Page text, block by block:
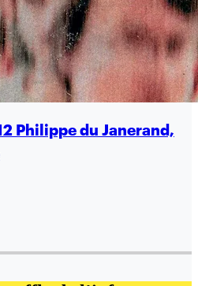
Philippe du Janerand,